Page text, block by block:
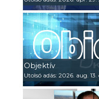
Objektív
Utolsó adás: 2026. aug.